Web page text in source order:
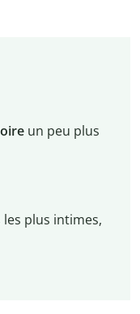
un peu plus
plus intimes,